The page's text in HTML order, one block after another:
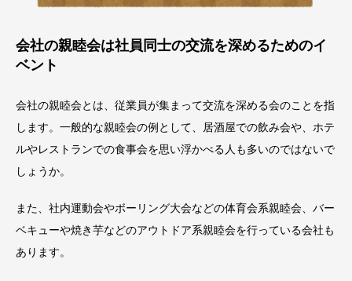
会社の親睦会は社員同士の交流を深めるためのイ
ベント
会社の親睦会とは、従業員が集まって交流を深める会のことを指
します。一般的な親睦会の例として、居酒屋での飲み会や、ホテ
ルやレストランでの食事会を思い浮かべる人も多いのではないで
しょうか。
また、社内運動会やボーリング大会などの体育会系親睦会、バー
ベキューや焼き芋などのアウトドア系親睦会を行っている会社も
あります。